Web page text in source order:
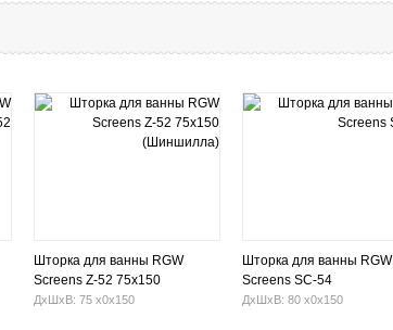
Шторка для ванны RGW
Screens Z-52 75x150
(Шиншилла)
ДхШхВ: 75 х0х150
Шторка для ванны RGW
Screens SC-54
ДхШхВ: 80 х0х150